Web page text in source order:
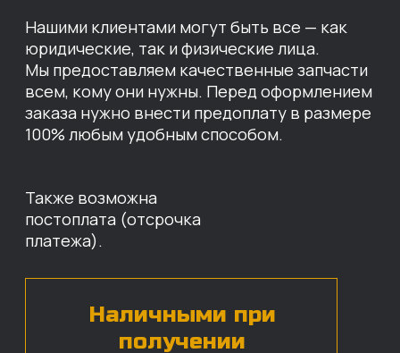
МЫ ГОТОВЫ
ПРЕДЛОЖИТЬ ВАМ
ИНДИВИДУАЛЬНЫЕ
УСЛОВИЯ НА СТОИМОСТЬ
НАШИХ ЗАПЧАСТЕЙ
Оставьте свои контактные данные,
наши специалисты свяжутся с вами,
БЕСПЛАТНАЯ КОНСУЛЬТАЦИЯ